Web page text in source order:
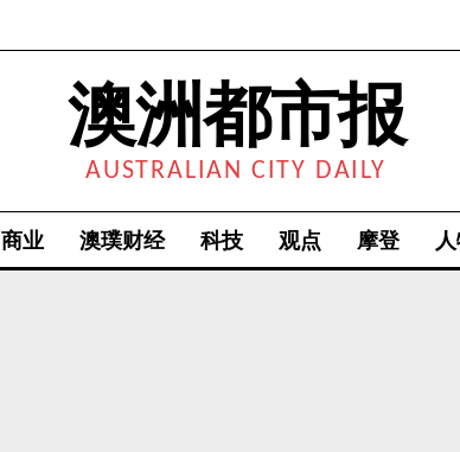
澳洲都市报
AUSTRALIAN CITY DAILY
商业 澳璞财经 科技 观点 摩登